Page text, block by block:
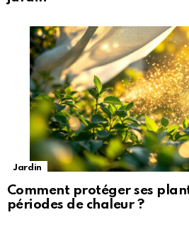
Jardin
Comment protéger ses
périodes de chaleur ?